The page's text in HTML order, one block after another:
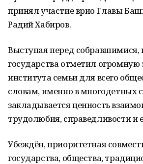
принял участие врио Главы
Радий Хабиров.
Выступая перед собравшимися,
государства отметил огромную
института семьи для всего
словам, именно в многодетных
закладывается ценность
трудолюбия, справедливости и
Убеждён, приоритетная
государства, общества,